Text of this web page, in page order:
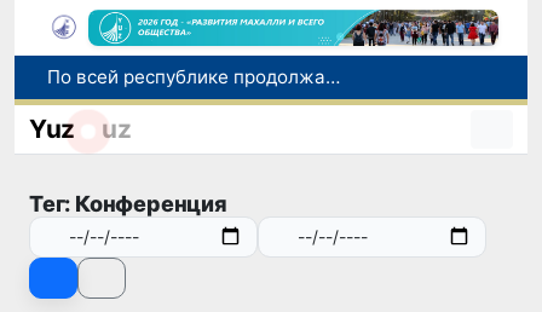
По всей республике продолжаются мероприятия в рамках акции «Актуальные 40 дней»
Оказавшийся в сложной ситуации в Германии соотечественник возвращен в Узбекистан
В Сенате состоялась встреча с представителем Госдепартамента США
Yuz uz
Тег: Конференция